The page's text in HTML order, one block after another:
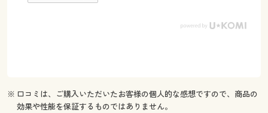
※ 口コミは、ご購入いただいたお客様の個人的な感想ですので、商品の
効果や性能を保証するものではありません。